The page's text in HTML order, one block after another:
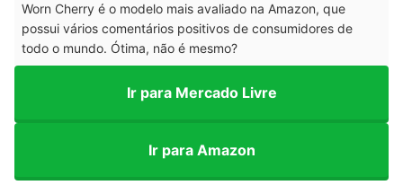
Worn Cherry é o modelo mais avaliado na Amazon, que
possui vários comentários positivos de consumidores de
todo o mundo. Ótima, não é mesmo?
Ir para Mercado Livre
Ir para Amazon